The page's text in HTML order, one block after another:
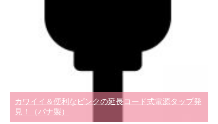
カワイイ＆便利なピンクの延長コード式電源タップ発
見！（パナ製）